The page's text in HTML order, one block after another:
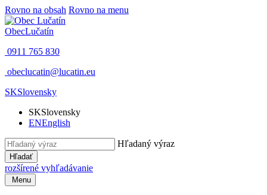
Rovno na obsah Rovno na menu
ObecLučatín
0911 765 830
obeclucatin@lucatin.eu
SKSlovensky
SKSlovensky
ENEnglish
Hľadaný výraz
Hľadať
rozšírené vyhľadávanie
Menu